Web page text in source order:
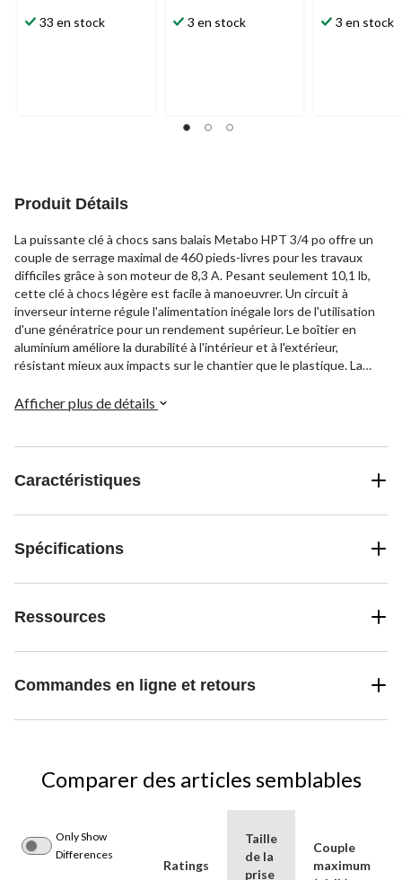
33 en stock 3 en stock 3 en stock
Produit Détails
La puissante clé à chocs sans balais Metabo HPT 3/4 po offre un
couple de serrage maximal de 460 pieds-livres pour les travaux
difficiles grâce à son moteur de 8,3 A. Pesant seulement 10,1 lb,
cette clé à chocs légère est facile à manoeuvrer. Un circuit à
inverseur interne régule l'alimentation inégale lors de l'utilisation
d'une génératrice pour un rendement supérieur. Le boîtier en
aluminium améliore la durabilité à l'intérieur et à l'extérieur,
résistant mieux aux impacts sur le chantier que le plastique. La
protéger contre les chocs électriques. Avec une vitesse à vide de
Afficher plus de détails
Caractéristiques
Spécifications
Ressources
Commandes en ligne et retours
Comparer des articles semblables
Only Show
Differences
Ratings
Taille
de la
prise
Couple
maximum